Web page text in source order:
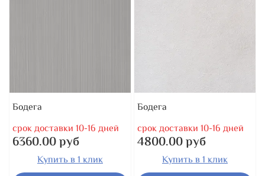
Бодега
срок доставки 10-16 дней
6360.00 руб
Купить в 1 клик
Бодега
срок доставки 10-16 дней
4800.00 руб
Купить в 1 клик